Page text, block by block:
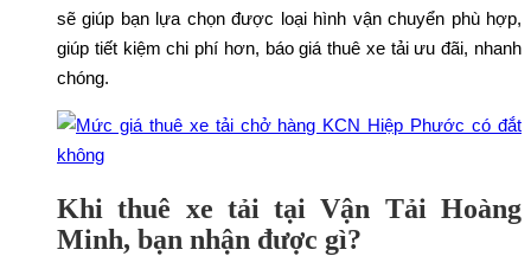
sẽ giúp bạn lựa chọn được loại hình vận chuyển phù hợp,
giúp tiết kiệm chi phí hơn, báo giá thuê xe tải ưu đãi, nhanh
chóng.
Khi thuê xe tải tại Vận Tải Hoàng
Minh, bạn nhận được gì?